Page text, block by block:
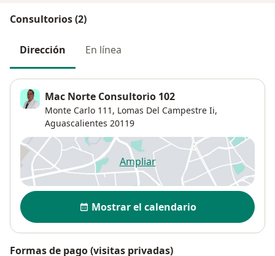
Consultorios (2)
Dirección En línea
Mac Norte Consultorio 102
Monte Carlo 111, Lomas Del Campestre Ii,
Aguascalientes 20119
Ampliarse abre en una nueva
Disponibilidad
Mostrar el calendario
Formas de pago (visitas privadas)